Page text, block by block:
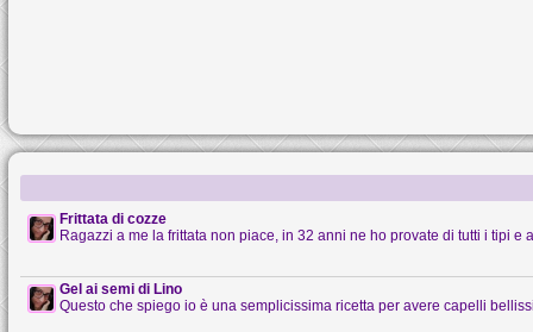
Frittata di cozze
Ragazzi a me la frittata non piace, in 32 anni ne ho provate di tutti i tipi e
Gel ai semi di Lino
Questo che spiego io è una semplicissima ricetta per avere capelli